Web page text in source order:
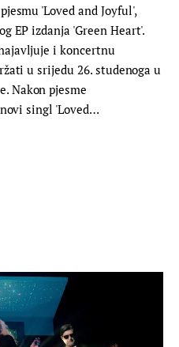
'Loved and Joyful',
EP izdanja 'Green Heart'.
i koncertnu
u srijedu 26. studenoga u
Nakon pjesme
singl 'Loved…